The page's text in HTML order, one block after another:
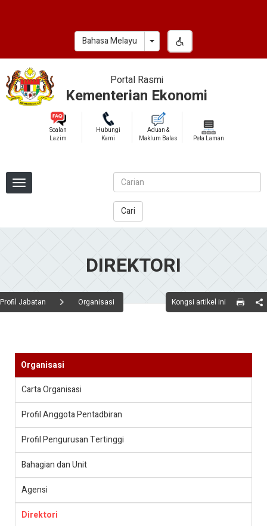
Bahasa Melayu Toggle Dropdown
Portal Rasmi
Kementerian Ekonomi
Soalan
Lazim
Hubungi
Kami
Aduan &
Maklum Balas
Peta Laman
Cari
DIREKTORI
Profil Jabatan Organisasi Kongsi artikel ini
Organisasi
Carta Organisasi
Profil Anggota Pentadbiran
Profil Pengurusan Tertinggi
Bahagian dan Unit
Agensi
Direktori